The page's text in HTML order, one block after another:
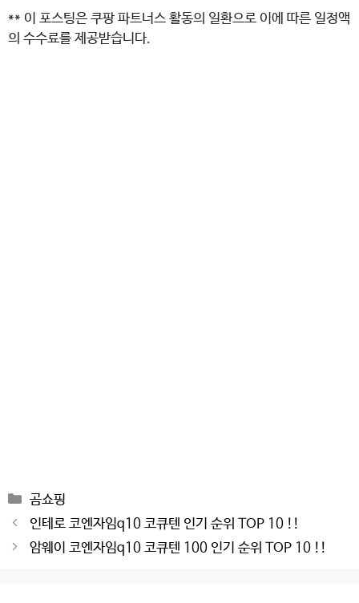
** 이 포스팅은 쿠팡 파트너스 활동의 일환으로 이에 따른 일정액
의 수수료를 제공받습니다.
Categories
곰쇼핑
Post
navigation
인테로 코엔자임q10 코큐텐 인기 순위 TOP 10 !!
암웨이 코엔자임q10 코큐텐 100 인기 순위 TOP 10 !!